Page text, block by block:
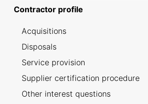
Contractor profile
Acquisitions
Disposals
Service provision
Supplier certification procedure
Other interest questions